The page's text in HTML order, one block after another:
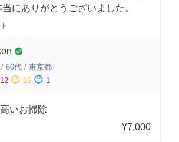
にありがとうございました。
check_circle
/ 60代 / 東京都
sentiment_neutral 16 sentiment_dissatisfied 1
いお掃除
¥7,000